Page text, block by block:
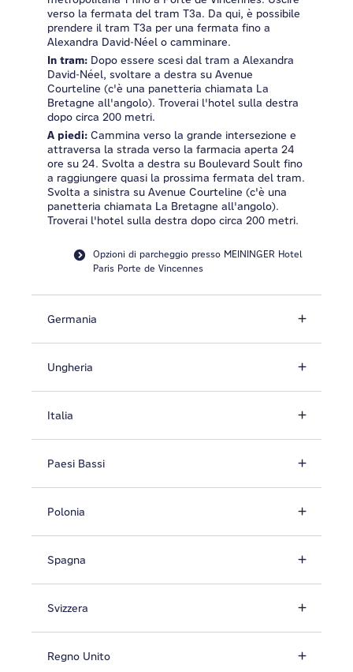
verso la fermata del tram T3a. Da qui, è possibile
prendere il tram T3a per una fermata fino a
Alexandra David-Néel o camminare.
In tram: Dopo essere scesi dal tram a Alexandra
David-Néel, svoltare a destra su Avenue
Courteline (c'è una panetteria chiamata La
Bretagne all'angolo). Troverai l'hotel sulla destra
dopo circa 200 metri.
A piedi: Cammina verso la grande intersezione e
attraversa la strada verso la farmacia aperta 24
ore su 24. Svolta a destra su Boulevard Soult fino
a raggiungere quasi la prossima fermata del tram.
Svolta a sinistra su Avenue Courteline (c'è una
panetteria chiamata La Bretagne all'angolo).
Troverai l'hotel sulla destra dopo circa 200 metri.
Opzioni di parcheggio presso MEININGER Hotel
Paris Porte de Vincennes
Germania
Ungheria
Italia
Paesi Bassi
Polonia
Spagna
Svizzera
Regno Unito